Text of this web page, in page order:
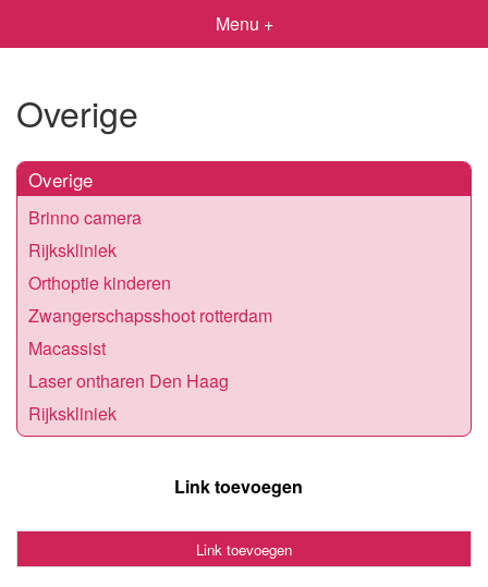
Menu +
Overige
Overige
Brinno camera
Rijkskliniek
Orthoptie kinderen
Zwangerschapsshoot rotterdam
Macassist
Laser ontharen Den Haag
Rijkskliniek
Link toevoegen
Link toevoegen